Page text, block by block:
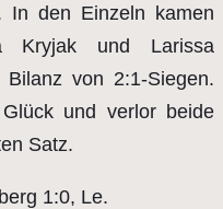
In den Einzeln kamen
Kryjak und Larissa
von 2:1-Siegen.
und verlor beide
Satz.
1:0, Le.